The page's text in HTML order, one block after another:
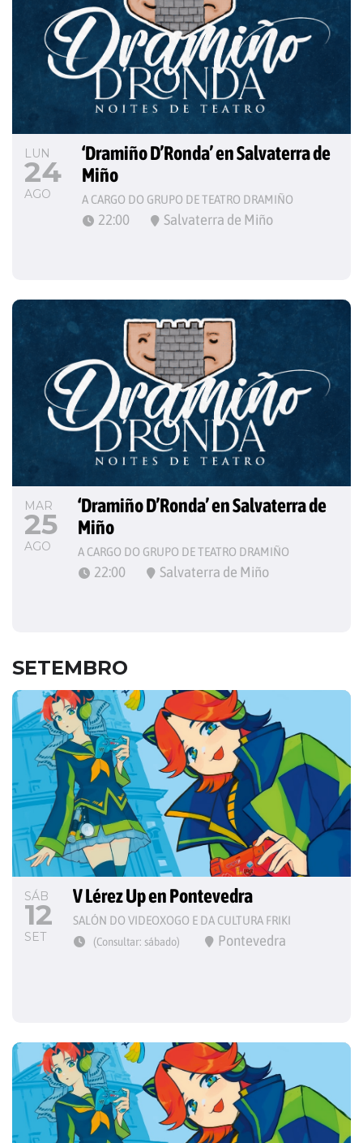
LUN
24
AGO
‘Dramiño D’Ronda’ en Salvaterra de
Miño
A CARGO DO GRUPO DE TEATRO DRAMIÑO
22:00 Salvaterra de Miño
MAR
25
AGO
‘Dramiño D’Ronda’ en Salvaterra de
Miño
A CARGO DO GRUPO DE TEATRO DRAMIÑO
22:00 Salvaterra de Miño
SETEMBRO
SÁB
12
SET
V Lérez Up en Pontevedra
SALÓN DO VIDEOXOGO E DA CULTURA FRIKI
(Consultar: sábado) Pontevedra